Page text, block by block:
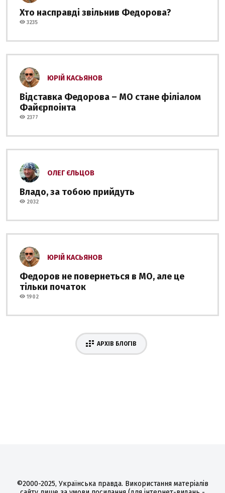
Хто насправді звільнив Федорова?
3235
ЮРІЙ КАСЬЯНОВ
Відставка Федорова – МО стане філіалом
Файєрпоінта
2377
ОЛЕГ ЄЛЬЦОВ
Владо, за тобою прийдуть
2032
ЮРІЙ КАСЬЯНОВ
Федоров не повернеться в МО, але це
тільки початок
1902
АРХІВ БЛОГІВ
©2000-2025, Українська правда. Використання матеріалів